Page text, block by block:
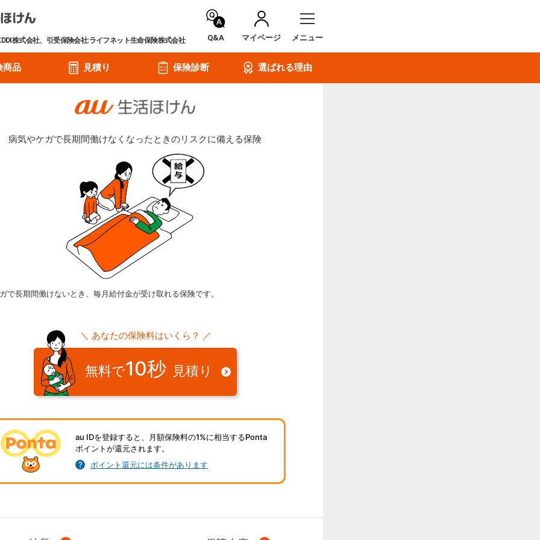
Q&A マイページ
株式会社、引受保険会社:ライフネット生命保険株式会社
商品 見積り 保険診断 選ばれる理由
病気やケガで長期間働けなくなったときのリスクに備える保険
で長期間働けないとき、毎月給付金が受け取れる保険です。
＼ あなたの保険料はいくら？ ／
無料で10秒 見積り
au IDを登録すると、月額保険料の1%に相当するPonta
ポイントが還元されます。
ポイント還元には条件があります